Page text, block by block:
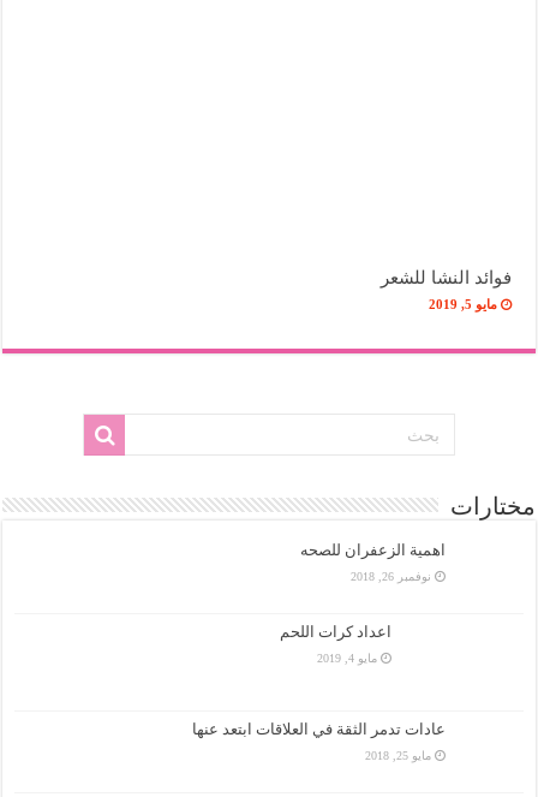
فوائد النشا للشعر
مايو 5, 2019
مختارات
اهمية الزعفران للصحه
نوفمبر 26, 2018
اعداد كرات اللحم
مايو 4, 2019
عادات تدمر الثقة في العلاقات ابتعد عنها
مايو 25, 2018